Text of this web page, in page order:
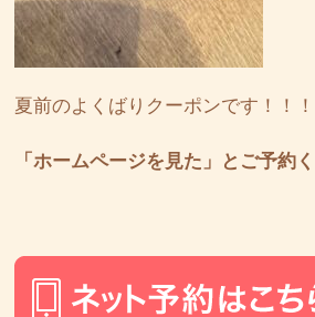
夏前のよくばりクーポンです！！！
「ホームページを見た」とご予約